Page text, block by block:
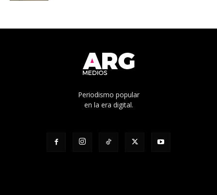
Periodismo popular
en la era digital.